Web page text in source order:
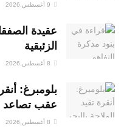
عقيدة
الزئبقية
بلومبرغ:
عقب تصاعد